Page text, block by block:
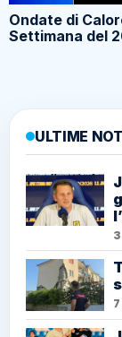
Ondate di
Settimana del
ULTIME